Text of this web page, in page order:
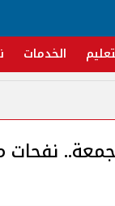
الخدمات
نفحات